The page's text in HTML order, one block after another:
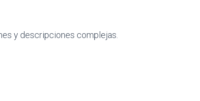
y descripciones complejas.